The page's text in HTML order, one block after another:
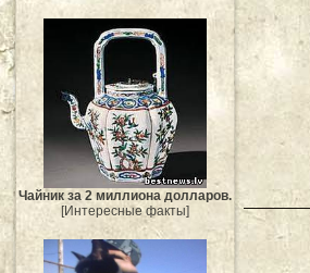
Чайник за 2 миллиона долларов.
[Интересные факты]